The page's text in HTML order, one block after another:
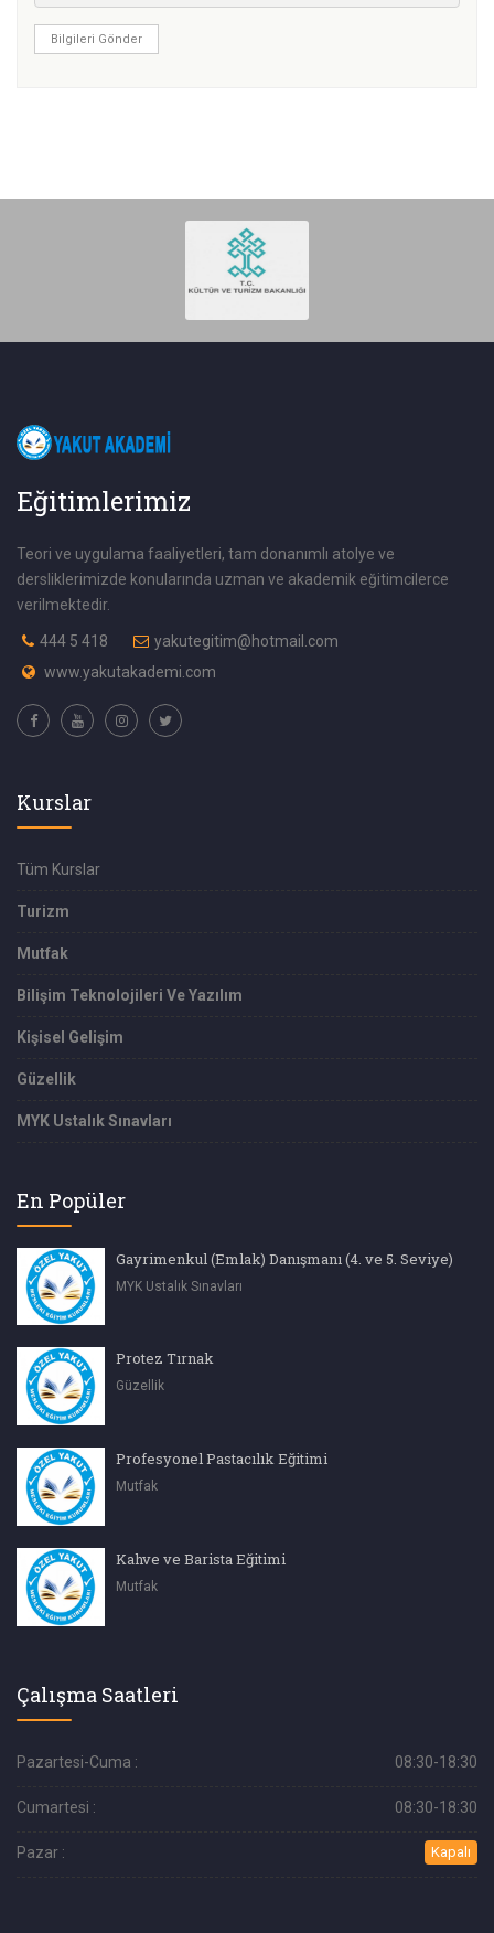
Bilgileri Gönder
Eğitimlerimiz
Teori ve uygulama faaliyetleri, tam donanımlı atolye ve
dersliklerimizde konularında uzman ve akademik eğitimcilerce
verilmektedir.
444 5 418
yakutegitim@hotmail.com
www.yakutakademi.com
Kurslar
Tüm Kurslar
Turizm
Mutfak
Bilişim Teknolojileri Ve Yazılım
Kişisel Gelişim
Güzellik
MYK Ustalık Sınavları
En Popüler
Gayrimenkul (Emlak) Danışmanı (4. ve 5. Seviye)
MYK Ustalık Sınavları
Protez Tırnak
Güzellik
Profesyonel Pastacılık Eğitimi
Mutfak
Kahve ve Barista Eğitimi
Mutfak
Çalışma Saatleri
Pazartesi-Cuma : 08:30-18:30
Cumartesi : 08:30-18:30
Pazar : Kapalı